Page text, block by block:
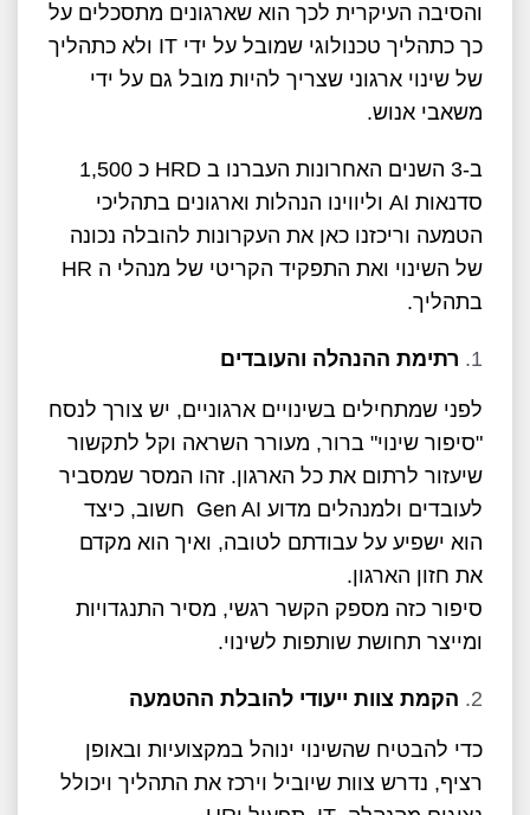
והסיבה העיקרית לכך הוא שארגונים מתסכלים על
כך כתהליך טכנולוגי שמובל על ידי IT ולא כתהליך
של שינוי ארגוני שצריך להיות מובל גם על ידי
משאבי אנוש.
ב-3 השנים האחרונות העברנו ב HRD כ 1,500
סדנאות AI וליווינו הנהלות וארגונים בתהליכי
הטמעה וריכזנו כאן את העקרונות להובלה נכונה
של השינוי ואת התפקיד הקריטי של מנהלי ה HR
בתהליך.
רתימת ההנהלה והעובדים
לפני שמתחילים בשינויים ארגוניים, יש צורך לנסח
"סיפור שינוי" ברור, מעורר השראה וקל לתקשור
שיעזור לרתום את כל הארגון. זהו המסר שמסביר
לעובדים ולמנהלים מדוע Gen AI חשוב, כיצד
הוא ישפיע על עבודתם לטובה, ואיך הוא מקדם
את חזון הארגון.
סיפור כזה מספק הקשר רגשי, מסיר התנגדויות
ומייצר תחושת שותפות לשינוי.
הקמת צוות ייעודי להובלת ההטמעה
כדי להבטיח שהשינוי ינוהל במקצועיות ובאופן
רציף, נדרש צוות שיוביל וירכז את התהליך ויכולל